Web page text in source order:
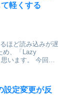
軽くする
ほど読み込みが遅
め、「Lazy
います。 今回
設定変更が反